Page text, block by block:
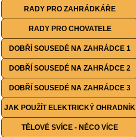
RADY PRO ZAHRÁDKÁŘE
RADY PRO CHOVATELE
DOBŘÍ SOUSEDÉ NA ZAHRÁDCE 1
DOBŘÍ SOUSEDÉ NA ZAHRÁDCE 2
DOBŘÍ SOUSEDÉ NA ZAHRÁDCE 3
JAK POUŽÍT ELEKTRICKÝ OHRADNÍK
TĚLOVÉ SVÍCE - NĚCO VÍCE